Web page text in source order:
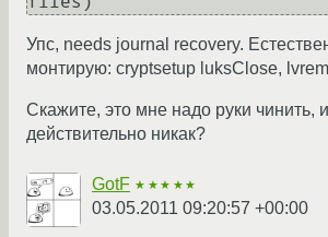
Упс, needs journal recovery.
монтирую: cryptsetup luksClose,
Скажите, это мне надо руки чинить,
действительно никак?
GotF ★★★★★
03.05.2011 09:20:57 +00:00